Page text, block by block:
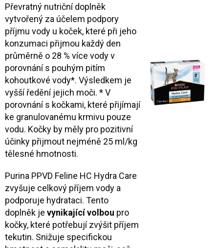
Převratný nutriční doplněk
vytvořený za účelem podpory
příjmu vody u koček, které při jeho
konzumaci přijmou každý den
průměrně o 28 % více vody v
porovnání s pouhým pitím
kohoutkové vody*. Výsledkem je
vyšší ředění jejich moči. * V
porovnání s kočkami, které přijímají
ke granulovanému krmivu pouze
vodu. Kočky by měly pro pozitivní
účinky přijmout nejméně 25 ml/kg
tělesné hmotnosti.
Purina PPVD Feline HC Hydra Care
zvyšuje celkový příjem vody a
podporuje hydrataci. Tento
doplněk je vynikající volbou pro
kočky, které potřebují zvýšit příjem
tekutin. Snižuje specifickou